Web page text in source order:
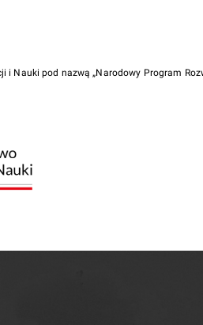
i Nauki pod nazwą „Narodowy Program